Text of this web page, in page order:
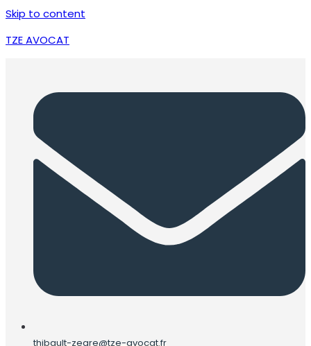
Skip to content
TZE AVOCAT
thibault-zegre@tze-avocat.fr